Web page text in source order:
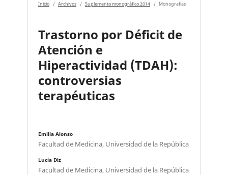
Inicio / Archivos / Suplemento monográfico 2014 / Monografías
Trastorno por Déficit de
Atención e
Hiperactividad (TDAH):
controversias
terapéuticas
Emilia Alonso
Facultad de Medicina, Universidad de la República
Lucía Diz
Facultad de Medicina, Universidad de la República